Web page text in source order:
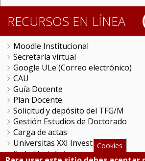
RECURSOS EN LÍNEA
Moodle Institucional
Secretaría virtual
Google ULe (Correo electrónico)
CAU
Guía Docente
Plan Docente
Solicitud y depósito del TFG/M
Gestión Estudios de Doctorado
Carga de actas
Universitas XXI Investigación
Sede Electrónica
Cookies